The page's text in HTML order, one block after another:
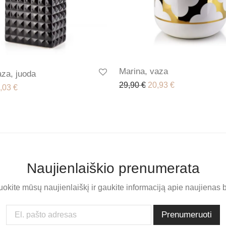
juoda
price was: 32,90 €.
€Current price is: 23,03 €.
Marina, vaza
29,90€ Original price was:
20,93 €Current price
Naujienlaiškio prenumerata
mūsų naujienlaiškį ir gaukite informaciją apie naujienas